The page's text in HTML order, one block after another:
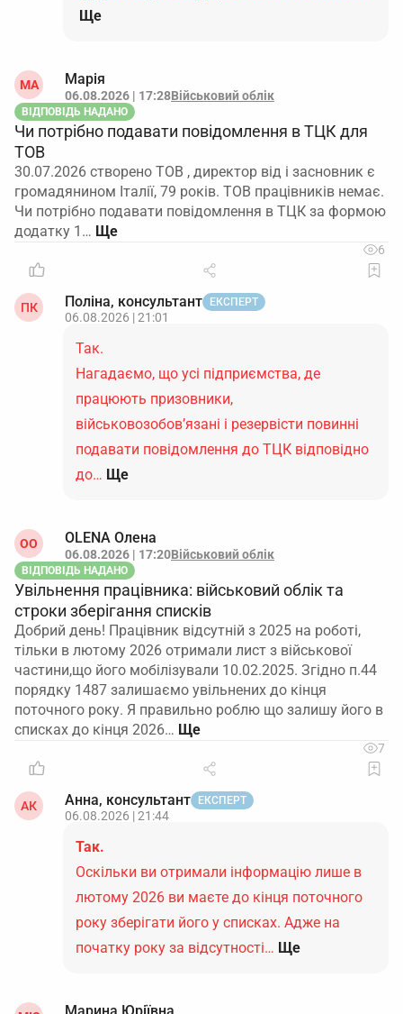
Ще
МА Марія
06.08.2026 | 17:28Військовий облік
ВІДПОВІДЬ НАДАНО
Чи потрібно подавати повідомлення в ТЦК для
ТОВ
30.07.2026 створено ТОВ , директор від і засновник є
громадянином Італії, 79 років. ТОВ працівників немає.
Чи потрібно подавати повідомлення в ТЦК за формою
додатку 1…
6
ПК Поліна, консультант ЕКСПЕРТ
06.08.2026 | 21:01
Так.
Нагадаємо, що усі підприємства, де
працюють призовники,
військовозобов’язані і резервісти повинні
подавати повідомлення до ТЦК відповідно
до… Ще
ОO OLENA Олена
06.08.2026 | 17:20Військовий облік
ВІДПОВІДЬ НАДАНО
Увільнення працівника: військовий облік та
строки зберігання списків
Добрий день! Працівник відсутній з 2025 на роботі,
тільки в лютому 2026 отримали лист з військової
частини,що його мобілізували 10.02.2025. Згідно п.44
порядку 1487 залишаємо увільнених до кінця
поточного року. Я правильно роблю що залишу його в
списках до кінця 2026…
7
АК Анна, консультант ЕКСПЕРТ
06.08.2026 | 21:44
Так.
Оскільки ви отримали інформацію лише в
лютому 2026 ви маєте до кінця поточного
року зберігати його у списках. Адже на
початку року за відсутності… Ще